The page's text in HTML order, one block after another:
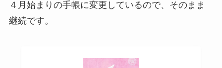
４月始まりの手帳に変更しているので、そのまま
継続です。